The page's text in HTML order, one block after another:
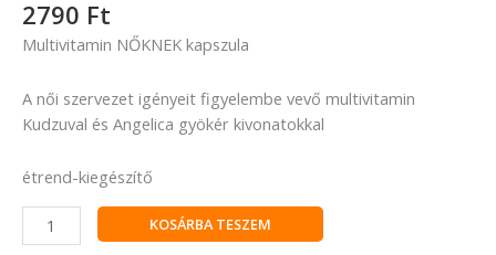
2790 Ft
Multivitamin NŐKNEK kapszula
A női szervezet igényeit figyelembe vevő multivitamin
Kudzuval és Angelica gyökér kivonatokkal
étrend-kiegészítő
KOSÁRBA TESZEM